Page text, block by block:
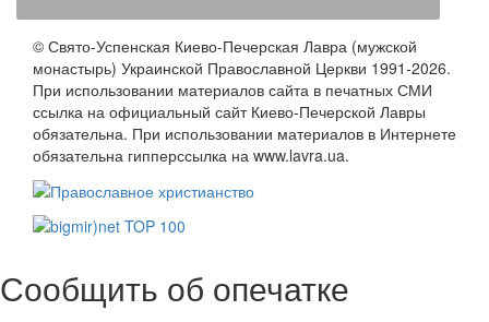
© Свято-Успенская Киево-Печерская Лавра (мужской
монастырь) Украинской Православной Церкви 1991-2026.
При использовании материалов сайта в печатных СМИ
ссылка на официальный сайт Киево-Печерской Лавры
обязательна. При использовании материалов в Интернете
обязательна гипперссылка на www.lavra.ua.
Сообщить об опечатке